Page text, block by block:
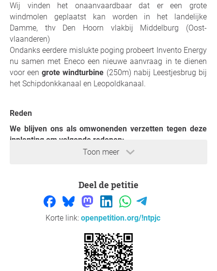
Toon meer
Wij vinden het onaanvaardbaar dat er een grote
windmolen geplaatst kan worden in het landelijke
Damme, thv Den Hoorn vlakbij Middelburg (Oost-
vlaanderen)
Ondanks eerdere mislukte poging probeert Invento Energy
nu samen met Eneco een nieuwe aanvraag in te dienen
voor eengrote windturbine (250m) nabij Leestjesbrug bij
het Schipdonkkanaal en Leopoldkanaal.
Reden
We blijven ons als omwonenden verzetten tegen deze
inplanting om volgende redenen:
bestemming en de schoonheidswaarde komt hierbij
De studies over de inplanting stellen ons
allesbehalve gerust omdat de huidige Vlaamse
wetgeving niet conform de Europese normen
is. Heel wat wetenschappelijk onderbouwde studies
bevestigen dat de Vlaamse normen absoluut niet
. Een grote windmolen zo dicht bij een
Deel de petitie
Korte link: openpetition.org/!ntpjc